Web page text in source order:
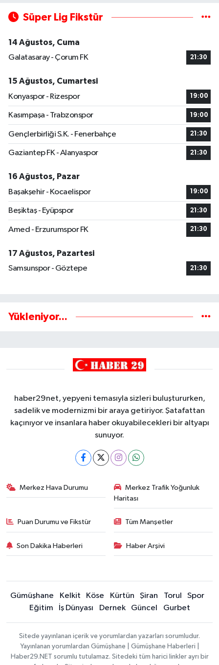
Süper Lig Fikstür
14 Ağustos, Cuma
Galatasaray - Çorum FK
21:30
15 Ağustos, Cumartesi
Konyaspor - Rizespor
19:00
Kasımpaşa - Trabzonspor 19:00
Gençlerbirliği S.K. - Fenerbahçe 21:30
Gaziantep FK - Alanyaspor 21:30
16 Ağustos, Pazar
Başakşehir - Kocaelispor
19:00
Beşiktaş - Eyüpspor 21:30
Amed - Erzurumspor FK 21:30
17 Ağustos, Pazartesi
Samsunspor - Göztepe
21:30
Yükleniyor...
haber29net, yepyeni temasıyla sizleri buluştururken,
sadelik ve modernizmi bir araya getiriyor. Şatafattan
kaçınıyor ve insanlara haber okuyabilecekleri bir altyapı
sunuyor.
Merkez Hava Durumu
Merkez Trafik Yoğunluk
Haritası
Puan Durumu ve Fikstür Tüm Manşetler
Son Dakika Haberleri Haber Arşivi
Gümüşhane Kelkit Köse Kürtün Şiran Torul
Spor
Eğitim
İş Dünyası Dernek Güncel Gurbet
Sitede yayınlanan içerik ve yorumlardan yazarları sorumludur.
Yayınlanan yorumlardan Gümüşhane | Gümüşhane Haberleri |
Haber29.NET sorumlu tutulamaz. Sitedeki tüm harici linkler ayrı bir